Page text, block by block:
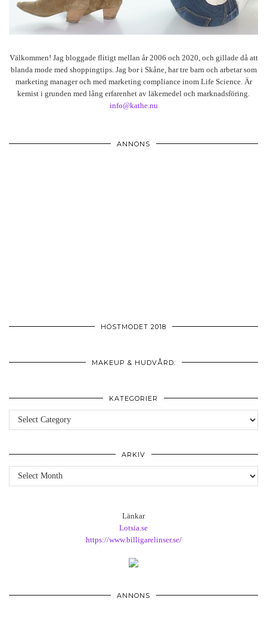
Välkommen! Jag bloggade flitigt mellan år 2006 och 2020, och gillade då att
blanda mode med shoppingtips. Jag bor i Skåne, har tre barn och arbetar som
marketing manager och med marketing compliance inom Life Science. Är
kemist i grunden med lång erfarenhet av läkemedel och marknadsföring.
info@kathe.nu
ANNONS
HÖSTMODET 2018
MAKEUP & HUDVÅRD:
KATEGORIER
Kategorier
ARKIV
Arkiv
Länkar
Lotsia.se
https://www.billigarelinser.se/
ANNONS